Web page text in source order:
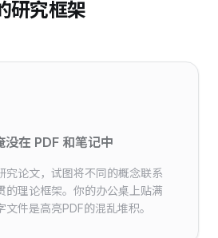
研究框架
在 PDF 和笔记中
究论文，试图将不同的概念联系
的理论框架。你的办公桌上贴满
件是高亮PDF的混乱堆积。